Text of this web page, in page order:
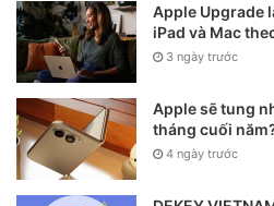
Hiện nay, iPhone 11 Pro có giá
đến 25,99 triệu đồng cho phiên
và 256Gb cùng 3 màu vàng, bạc,
iPhone 11 có giá bán từ 14,99
Apple Upgrade
iPad và Mac
3 ngày trước
Apple sẽ tung
tháng cuối
4 ngày trước